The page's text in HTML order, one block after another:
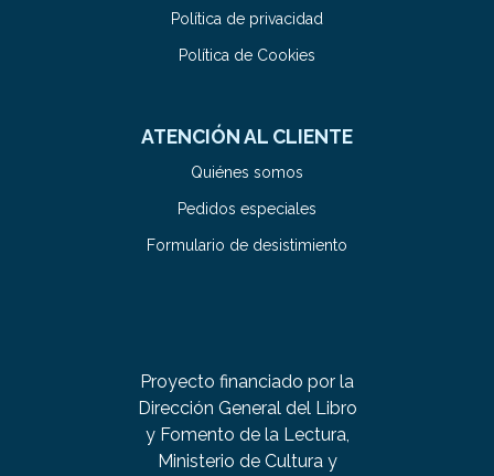
Política de privacidad
Política de Cookies
ATENCIÓN AL CLIENTE
Quiénes somos
Pedidos especiales
Formulario de desistimiento
Proyecto financiado por la
Dirección General del Libro
y Fomento de la Lectura,
Ministerio de Cultura y